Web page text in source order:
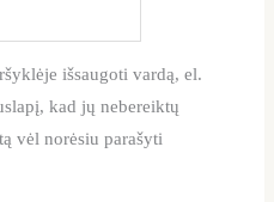
išsaugoti vardą, el.
kad jų nebereiktų
vėl norėsiu parašyti